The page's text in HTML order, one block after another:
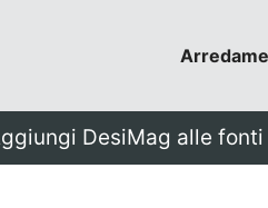
DesiMag alle